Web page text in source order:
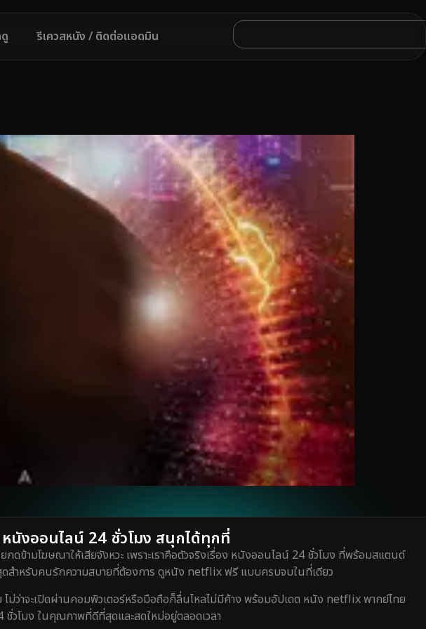
รีเควสหนัง / ติดต่อแอดมิน
งออนไลน์ 24 ชั่วโมง สนุกได้ทุกที่
ามโฆษณาให้เสียจังหวะ เพราะเราคือตัวจริงเรื่อง หนังออนไลน์ 24 ชั่วโมง ที่พร้อมสแตนด์
สำหรับคนรักความสบายที่ต้องการ ดูหนัง netflix ฟรี แบบครบจบในที่เดียว
ว่าจะเปิดผ่านคอมพิวเตอร์หรือมือถือก็ลื่นไหลไม่มีค้าง พร้อมอัปเดต หนัง netflix พากย์ไทย
วโมง ในคุณภาพที่ดีที่สุดและสดใหม่อยู่ตลอดเวลา